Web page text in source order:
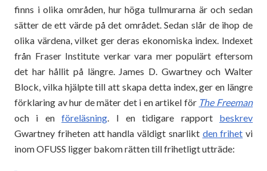
finns i olika områden, hur höga tullmurarna är och sedan
sätter de ett värde på det området. Sedan slår de ihop de
olika värdena, vilket ger deras ekonomiska index. Indexet
från Fraser Institute verkar vara mer populärt eftersom
det har hållit på längre. James D. Gwartney och Walter
Block, vilka hjälpte till att skapa detta index, ger en längre
förklaring av hur de mäter det i en artikel för The Freeman
och i enföreläsning. I en tidigare rapport beskrev
Gwartney friheten att handla väldigt snarlikt den frihet vi
inom OFUSS ligger bakom rätten till frihetligt utträde: